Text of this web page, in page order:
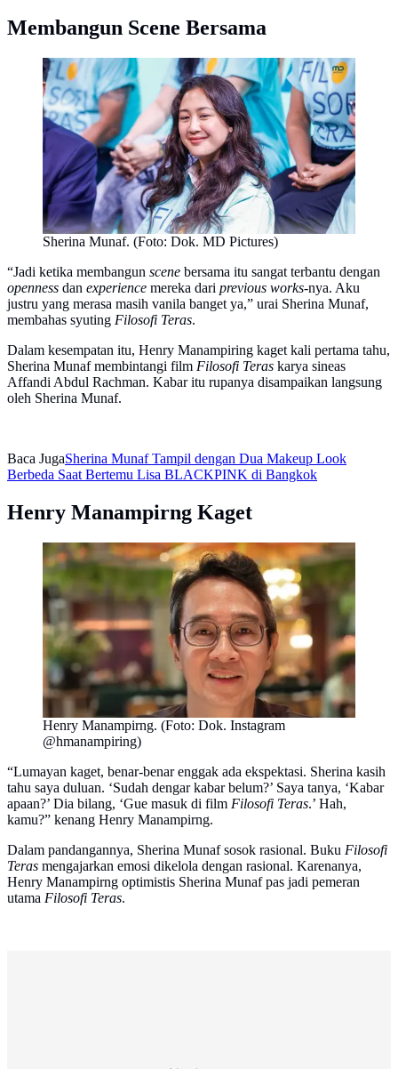
Membangun Scene Bersama
Sherina Munaf. (Foto: Dok. MD Pictures)
“Jadi ketika membangun scene bersama itu sangat terbantu dengan
openness dan experience mereka dari previous works-nya. Aku
justru yang merasa masih vanila banget ya,” urai Sherina Munaf,
membahas syuting Filosofi Teras.
Dalam kesempatan itu, Henry Manampiring kaget kali pertama tahu,
Sherina Munaf membintangi film Filosofi Teras karya sineas
Affandi Abdul Rachman. Kabar itu rupanya disampaikan langsung
oleh Sherina Munaf.
Baca JugaSherina Munaf Tampil dengan Dua Makeup Look
Berbeda Saat Bertemu Lisa BLACKPINK di Bangkok
Henry Manampirng Kaget
Henry Manampirng. (Foto: Dok. Instagram
@hmanampiring)
“Lumayan kaget, benar-benar enggak ada ekspektasi. Sherina kasih
tahu saya duluan. ‘Sudah dengar kabar belum?’ Saya tanya, ‘Kabar
apaan?’ Dia bilang, ‘Gue masuk di film Filosofi Teras.’ Hah,
kamu?” kenang Henry Manampirng.
Dalam pandangannya, Sherina Munaf sosok rasional. Buku Filosofi
Teras mengajarkan emosi dikelola dengan rasional. Karenanya,
Henry Manampirng optimistis Sherina Munaf pas jadi pemeran
utama Filosofi Teras.